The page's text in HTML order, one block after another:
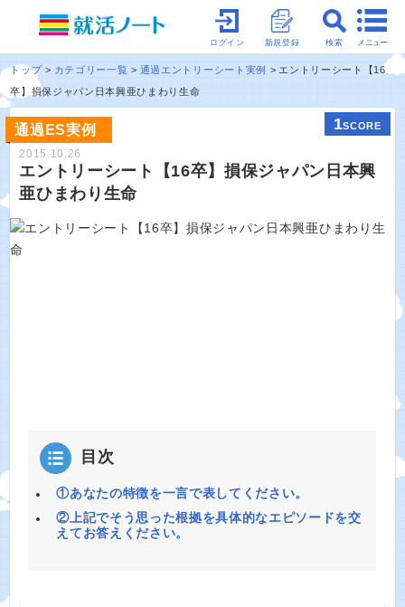
メニュー
検索
新規登録
ログイン
トップ カテゴリー一覧 通過エントリーシート実例
エントリーシート【16
卒】損保ジャパン日本興亜ひまわり生命
通過ES実例 1SCORE
2015.10.26
エントリーシート【16卒】損保ジャパン日本興
亜ひまわり生命
目次
①あなたの特徴を一言で表してください。
②上記でそう思った根拠を具体的なエピソードを交
えてお答えください。